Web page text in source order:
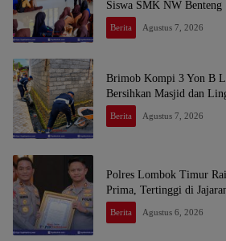
Siswa SMK NW Benteng
Berita Agustus 7, 2026
Brimob Kompi 3 Yon B
Bersihkan Masjid dan
Berita Agustus 7, 2026
Polres Lombok Timur
Prima, Tertinggi di
Berita Agustus 6, 2026